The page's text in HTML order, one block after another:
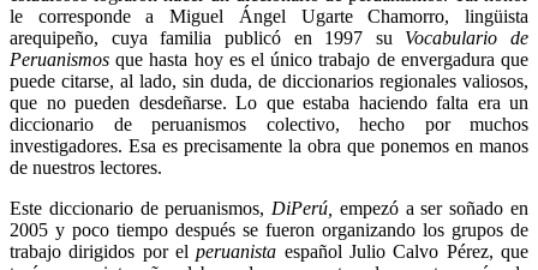
le corresponde a Miguel Ángel Ugarte Chamorro, lingüista
arequipeño, cuya familia publicó en 1997 su Vocabulario de
Peruanismos que hasta hoy es el único trabajo de envergadura que
puede citarse, al lado, sin duda, de diccionarios regionales valiosos,
que no pueden desdeñarse. Lo que estaba haciendo falta era un
diccionario de peruanismos colectivo, hecho por muchos
investigadores. Esa es precisamente la obra que ponemos en manos
de nuestros lectores.
Este diccionario de peruanismos, DiPerú, empezó a ser soñado en
2005 y poco tiempo después se fueron organizando los grupos de
trabajo dirigidos por elperuanista español Julio Calvo Pérez, que